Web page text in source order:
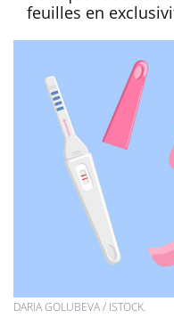
feuilles en
DARIA GOLUBEVA / ISTOCK.